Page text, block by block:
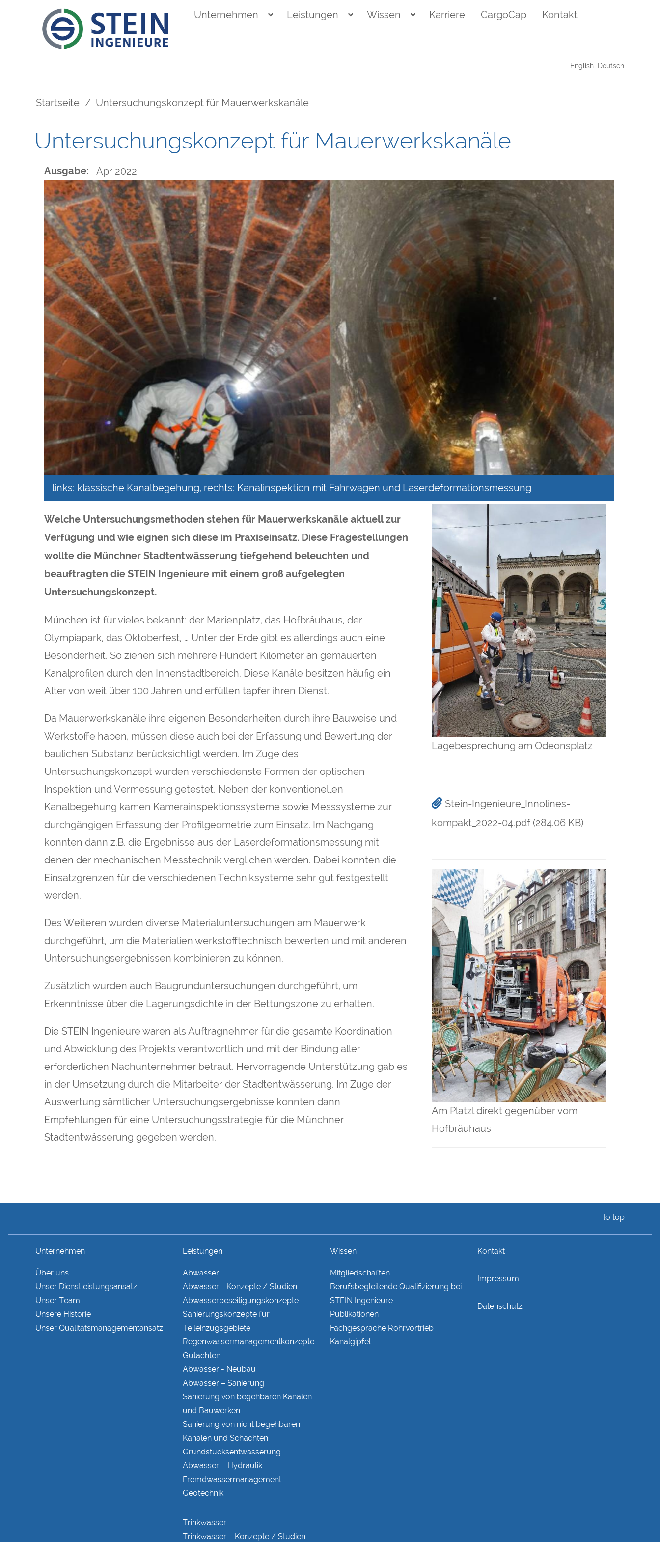
Main
navigation
Unternehmen Leistungen Wissen Karriere CargoCap Kontakt
English Deutsch
Startseite Untersuchungskonzept für Mauerwerkskanäle
Untersuchungskonzept für Mauerwerkskanäle
Ausgabe Apr 2022
links: klassische Kanalbegehung, rechts: Kanalinspektion mit Fahrwagen und Laserdeformationsmessung
Welche Untersuchungsmethoden stehen für Mauerwerkskanäle aktuell zur
Verfügung und wie eignen sich diese im Praxiseinsatz. Diese Fragestellungen
wollte die Münchner Stadtentwässerung tiefgehend beleuchten und
beauftragten die STEIN Ingenieure mit einem groß aufgelegten
Untersuchungskonzept.
München ist für vieles bekannt: der Marienplatz, das Hofbräuhaus, der
Olympiapark, das Oktoberfest, … Unter der Erde gibt es allerdings auch eine
Besonderheit. So ziehen sich mehrere Hundert Kilometer an gemauerten
Kanalprofilen durch den Innenstadtbereich. Diese Kanäle besitzen häufig ein
Alter von weit über 100 Jahren und erfüllen tapfer ihren Dienst.
Da Mauerwerkskanäle ihre eigenen Besonderheiten durch ihre Bauweise und
Werkstoffe haben, müssen diese auch bei der Erfassung und Bewertung der
baulichen Substanz berücksichtigt werden. Im Zuge des
Untersuchungskonzept wurden verschiedenste Formen der optischen
Inspektion und Vermessung getestet. Neben der konventionellen
Kanalbegehung kamen Kamerainspektionssysteme sowie Messsysteme zur
durchgängigen Erfassung der Profilgeometrie zum Einsatz. Im Nachgang
konnten dann z.B. die Ergebnisse aus der Laserdeformationsmessung mit
denen der mechanischen Messtechnik verglichen werden. Dabei konnten die
Einsatzgrenzen für die verschiedenen Techniksysteme sehr gut festgestellt
werden.
Des Weiteren wurden diverse Materialuntersuchungen am Mauerwerk
durchgeführt, um die Materialien werkstofftechnisch bewerten und mit anderen
Untersuchungsergebnissen kombinieren zu können.
Zusätzlich wurden auch Baugrunduntersuchungen durchgeführt, um
Erkenntnisse über die Lagerungsdichte in der Bettungszone zu erhalten.
Die STEIN Ingenieure waren als Auftragnehmer für die gesamte Koordination
und Abwicklung des Projekts verantwortlich und mit der Bindung aller
erforderlichen Nachunternehmer betraut. Hervorragende Unterstützung gab es
in der Umsetzung durch die Mitarbeiter der Stadtentwässerung. Im Zuge der
Auswertung sämtlicher Untersuchungsergebnisse konnten dann
Empfehlungen für eine Untersuchungsstrategie für die Münchner
Stadtentwässerung gegeben werden.
Lagebesprechung am Odeonsplatz
Stein-Ingenieure_Innolines-
kompakt_2022-04.pdf (284.06 KB)
Am Platzl direkt gegenüber vom
Hofbräuhaus
to top
Unternehmen
Über uns
Unser Dienstleistungsansatz
Unser Team
Unsere Historie
Unser Qualitätsmanagementansatz
Leistungen
Abwasser
Abwasser - Konzepte / Studien
Abwasserbeseitigungs­konzepte
Sanierungs­konzepte für
Teileinzugs­gebiete
Regenwasser­managementkonzepte
Gutachten
Abwasser - Neubau
Abwasser – Sanierung
Sanierung von begehbaren Kanälen
und Bauwerken
Sanierung von nicht begehbaren
Kanälen und Schächten
Grundstücks­entwässerung
Abwasser – Hydraulik
Fremdwasser­manage­ment
Geotechnik
Trinkwasser
Trinkwasser – Konzepte / Studien
Wissen
Mitgliedschaften
Berufsbegleitende Qualifizierung bei
STEIN Ingenieure
Publikationen
Fachgespräche Rohrvortrieb
Kanalgipfel
Kontakt
Impressum
Datenschutz